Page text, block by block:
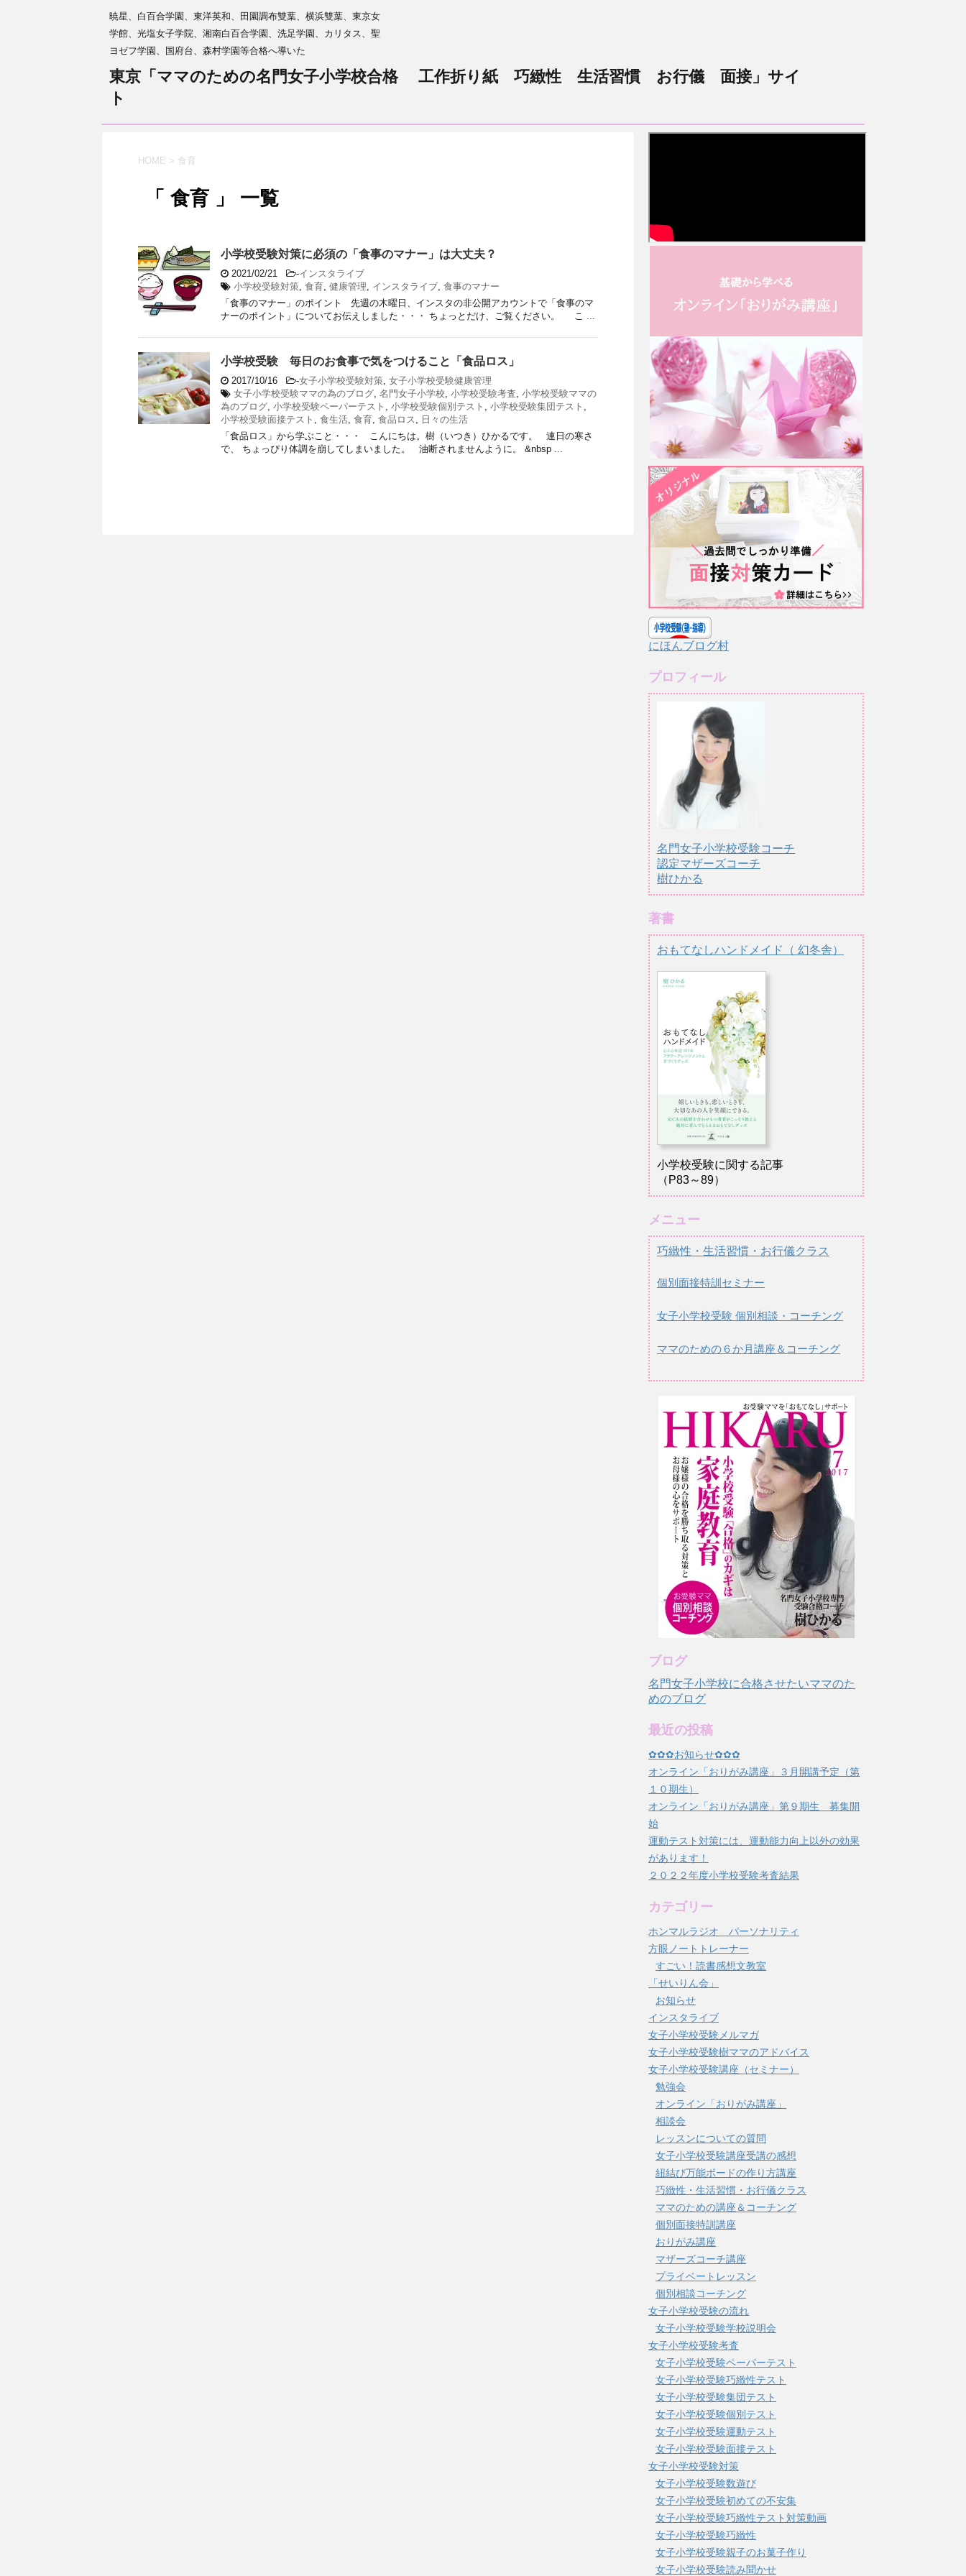
暁星、白百合学園、東洋英和、田園調布雙葉、横浜雙葉、東京女
学館、光塩女子学院、湘南白百合学園、洗足学園、カリタス、聖
ヨゼフ学園、国府台、森村学園等合格へ導いた
東京「ママのための名門女子小学校合格 工作折り紙 巧緻性 生活習慣 お行儀 面接」サイ
ト
HOME > 食育
「 食育 」 一覧
小学校受験対策に必須の「食事のマナー」は大丈夫？
2021/02/21 -インスタライブ
小学校受験対策, 食育, 健康管理, インスタライブ, 食事のマナー
「食事のマナー」のポイント 先週の木曜日、インスタの非公開アカウントで「食事のマ
ナーのポイント」についてお伝えしました・・・ ちょっとだけ、ご覧ください。 こ ...
小学校受験 毎日のお食事で気をつけること「食品ロス」
2017/10/16 -女子小学校受験対策, 女子小学校受験健康管理
女子小学校受験ママの為のブログ, 名門女子小学校, 小学校受験考査, 小学校受験ママの
為のブログ, 小学校受験ペーパーテスト , 小学校受験個別テスト , 小学校受験集団テスト ,
小学校受験面接テスト , 食生活, 食育, 食品ロス , 日々の生活
「食品ロス」から学ぶこと・・・ こんにちは。樹（いつき）ひかるです。 連日の寒さ
で、 ちょっぴり体調を崩してしまいました。 油断されませんように。 &nbsp ...
にほんブログ村
プロフィール
名門女子小学校受験コーチ
認定マザーズコーチ
樹ひかる
著書
おもてなしハンドメイド（ 幻冬舎）
小学校受験に関する記事
（P83～89）
メニュー
巧緻性・生活習慣・お行儀クラス
個別面接特訓セミナー
女子小学校受験 個別相談・コーチング
ママのための６か月講座＆コーチング
ブログ
名門女子小学校に合格させたいママのた
めのブログ
最近の投稿
✿✿✿お知らせ✿✿✿
オンライン「おりがみ講座」３月開講予定（第
１０期生）
オンライン「おりがみ講座」第９期生 募集開
始
運動テスト対策には、運動能力向上以外の効果
があります！
２０２２年度小学校受験考査結果
カテゴリー
ホンマルラジオ パーソナリティ
方眼ノートトレーナー
すごい！読書感想文教室
「せいりん会」
お知らせ
インスタライブ
女子小学校受験メルマガ
女子小学校受験樹ママのアドバイス
女子小学校受験講座（セミナー）
勉強会
オンライン「おりがみ講座」
相談会
レッスンについての質問
女子小学校受験講座受講の感想
紐結び万能ボードの作り方講座
巧緻性・生活習慣・お行儀クラス
ママのための講座＆コーチング
個別面接特訓講座
おりがみ講座
マザーズコーチ講座
プライベートレッスン
個別相談コーチング
女子小学校受験の流れ
女子小学校受験学校説明会
女子小学校受験考査
女子小学校受験ペーパーテスト
女子小学校受験巧緻性テスト
女子小学校受験集団テスト
女子小学校受験個別テスト
女子小学校受験運動テスト
女子小学校受験面接テスト
女子小学校受験対策
女子小学校受験数遊び
女子小学校受験初めての不安集
女子小学校受験巧緻性テスト対策動画
女子小学校受験巧緻性
女子小学校受験親子のお菓子作り
女子小学校受験読み聞かせ